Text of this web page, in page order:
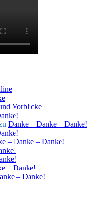
Vorblicke
Danke – Danke – Danke!
– Danke – Danke!
– Danke!
– Danke!